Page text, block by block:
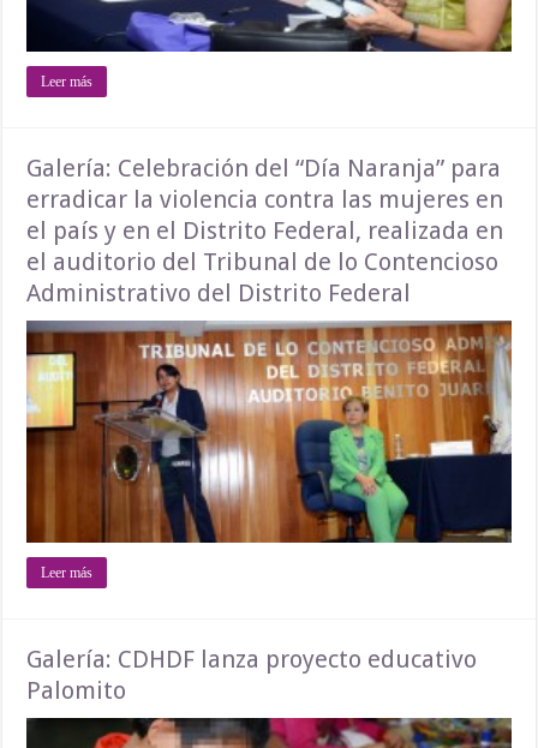
Leer más
Galería: Celebración del “Día Naranja” para
erradicar la violencia contra las mujeres en
el país y en el Distrito Federal, realizada en
el auditorio del Tribunal de lo Contencioso
Administrativo del Distrito Federal
Leer más
Galería: CDHDF lanza proyecto educativo
Palomito